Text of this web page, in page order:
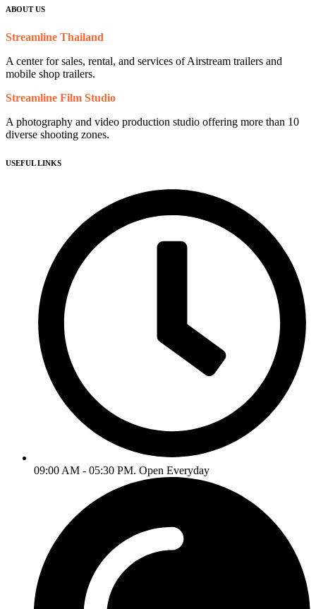
ABOUT US
Streamline Thailand
A center for sales, rental, and services of Airstream trailers and
mobile shop trailers.
Streamline Film Studio
A photography and video production studio offering more than 10
diverse shooting zones.
USEFUL LINKS
09:00 AM - 05:30 PM. Open Everyday